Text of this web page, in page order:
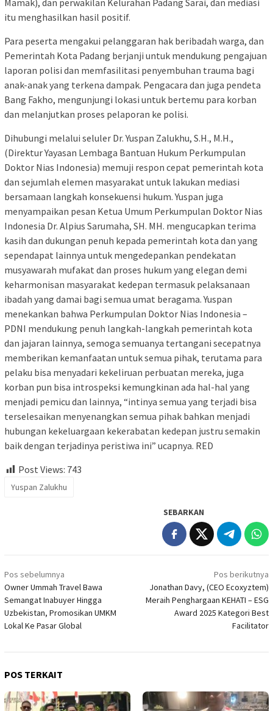
Mamak), dan perwakilan Kelurahan Padang Sarai, dan mediasi
itu menghasilkan hasil positif.
Para peserta mengakui pelanggaran hak beribadah warga, dan
Pemerintah Kota Padang berjanji untuk mendukung pengajuan
laporan polisi dan memfasilitasi penyembuhan trauma bagi
anak-anak yang terkena dampak. Pengacara dan juga pendeta
Bang Fakho, mengunjungi lokasi untuk bertemu para korban
dan melanjutkan proses pelaporan ke polisi.
Dihubungi melalui seluler Dr. Yuspan Zalukhu, S.H., M.H.,
(Direktur Yayasan Lembaga Bantuan Hukum Perkumpulan
Doktor Nias Indonesia) memuji respon cepat pemerintah kota
dan sejumlah elemen masyarakat untuk lakukan mediasi
bersamaan langkah konsekuensi hukum. Yuspan juga
menyampaikan pesan Ketua Umum Perkumpulan Doktor Nias
Indonesia Dr. Alpius Sarumaha, SH. MH. mengucapkan terima
kasih dan dukungan penuh kepada pemerintah kota dan yang
sependapat lainnya untuk mengedepankan pendekatan
musyawarah mufakat dan proses hukum yang elegan demi
keharmonisan masyarakat kedepan termasuk pelaksanaan
ibadah yang damai bagi semua umat beragama. Yuspan
menekankan bahwa Perkumpulan Doktor Nias Indonesia –
PDNI mendukung penuh langkah-langkah pemerintah kota
dan jajaran lainnya, semoga semuanya tertangani secepatnya
memberikan kemanfaatan untuk semua pihak, terutama para
pelaku bisa menyadari kekeliruan perbuatan mereka, juga
korban pun bisa introspeksi kemungkinan ada hal-hal yang
menjadi pemicu dan lainnya, “intinya semua yang terjadi bisa
terselesaikan menyenangkan semua pihak bahkan menjadi
hubungan kekeluargaan kekerabatan kedepan justru semakin
baik dengan terjadinya peristiwa ini” ucapnya. RED
Post Views: 743
Yuspan Zalukhu
SEBARKAN
Navigasi
pos
Pos sebelumnya
Owner Ummah Travel Bawa
Semangat Inabuyer Hingga
Uzbekistan, Promosikan UMKM
Lokal Ke Pasar Global
Pos berikutnya
Jonathan Davy, (CEO Ecoxyztem)
Meraih Penghargaan KEHATI – ESG
Award 2025 Kategori Best
Facilitator
POS TERKAIT